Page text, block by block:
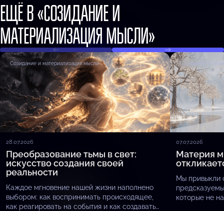
ЕЩЁ В «СОЗИДАНИЕ И
МАТЕРИАЛИЗАЦИЯ МЫСЛИ»
Созидание и материализация мысли
28.07.2026
Преобразование тьмы в свет:
искусство создания своей
реальности
Каждое мгновение нашей жизни наполнено
выбором: как воспринимать происходящее,
как реагировать на события и как создавать
Созидание и
07.07.2026
Материя
Мы привыкли
которые не